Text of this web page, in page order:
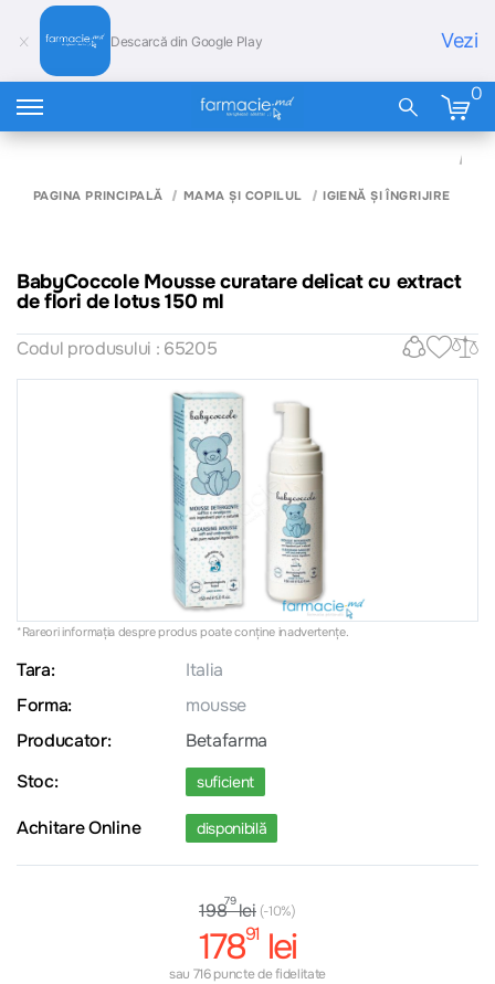
Descarcă din Google Play Vezi
0
PAGINA PRINCIPALĂ MAMA ȘI COPILUL IGIENĂ ȘI ÎNGRIJIRE
BabyCoccole Mousse curatare delicat cu extract
de flori de lotus 150 ml
Codul produsului : 65205
*Rareori informația despre produs poate conţine inadvertenţe.
Tara:
Italia
Forma:
mousse
Producator:
Betafarma
Stoc:
suficient
Achitare Online disponibilă
19879lei (-10%)
17891 lei
sau 716 puncte de fidelitate